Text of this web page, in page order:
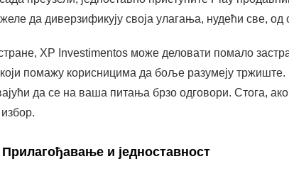
познат по свом иновативном и персонализованом
портфолија прилагођених сваком кориснику.
Оглашавање -
важно је напоменути да Ворен наплаћује накнаде
и оправдане квалитетом услуге. Штавише,